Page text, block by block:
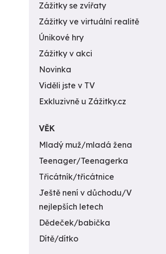
Zážitky se zvířaty
Zážitky ve virtuální realitě
Únikové hry
Zážitky v akci
Novinka
Viděli jste v TV
Exkluzivně u Zážitky.cz
VĚK
Mladý muž/mladá žena
Teenager/Teenagerka
Třicátník/třicátnice
Ještě není v důchodu/V
nejlepších letech
Dědeček/babička
Dítě/dítko